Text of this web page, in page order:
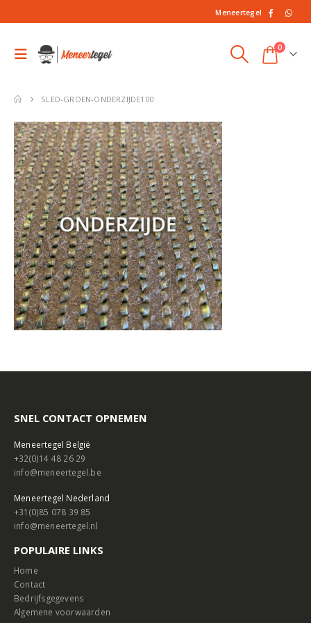
Meneertegel
0
SLED-GROEN-ONDERZIJDE100
SNEL CONTACT OPNEMEN
Meneertegel België
+32(0)14 48 26 29
info@meneertegel.be
Meneertegel Nederland
+31(0)85 078 39 85
info@meneertegel.nl
POPULAIRE LINKS
Home
Contact
Bedrijfsgegevens
Algemene voorwaarden